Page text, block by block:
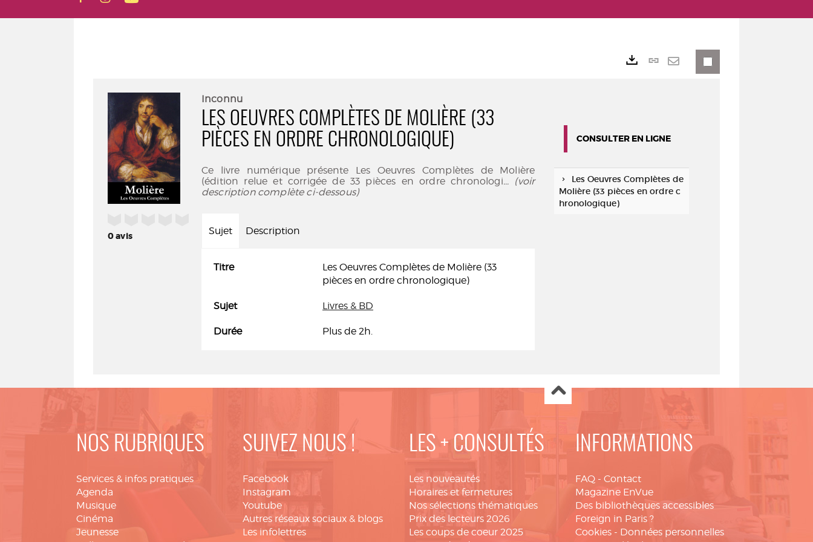
0avis
Inconnu
LES OEUVRES COMPLÈTES DE MOLIÈRE (33
PIÈCES EN ORDRE CHRONOLOGIQUE)
Ce livre numérique présente Les Oeuvres Complètes de Molière
(édition relue et corrigée de 33 pièces en ordre chronologi... (voir
description complète ci-dessous)
Sujet Description
Titre
Les Oeuvres Complètes de Molière (33
pièces en ordre chronologique)
Sujet Livres & BD
Durée Plus de 2h.
Lien
CONSULTER EN LIGNE
Les Oeuvres Complètes de
Molière (33 pièces en ordre c
hronologique)
NOS RUBRIQUES
Services & infos pratiques
Agenda
Musique
Cinéma
Jeunesse
SUIVEZ NOUS !
Facebook
Instagram
Youtube
Autres réseaux sociaux & blogs
Les infolettres
LES + CONSULTÉS
Les nouveautés
Horaires et fermetures
Nos sélections thématiques
Prix des lecteurs 2026
Les coups de coeur 2025
INFORMATIONS
FAQ - Contact
Magazine EnVue
Des bibliothèques accessibles
Foreign in Paris ?
Cookies - Données personnelles